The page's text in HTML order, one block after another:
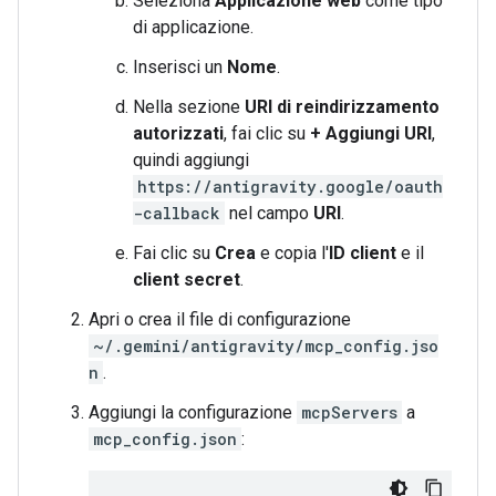
di applicazione.
Inserisci un Nome.
Nella sezione URI di reindirizzamento
autorizzati, fai clic su + Aggiungi URI,
quindi aggiungi
https://antigravity.google/oauth
-callback nel campo URI.
Fai clic su Crea e copia l'ID client e il
client secret.
Apri o crea il file di configurazione
~/.gemini/antigravity/mcp_config.jso
n .
Aggiungi la configurazione mcpServers a
mcp_config.json :